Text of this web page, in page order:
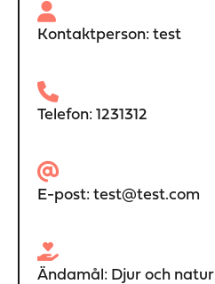
Kontaktperson: test
Telefon: 1231312
E-post: test@test.com
Ändamål: Djur och natur